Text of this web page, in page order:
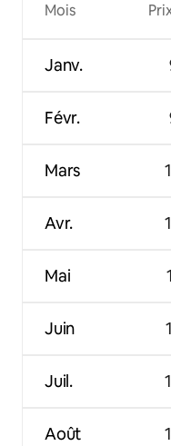
Mois
Janv.
Févr.
Mars
Avr.
Mai
Juin
Juil.
Août